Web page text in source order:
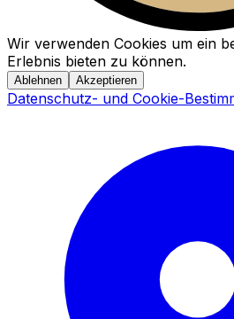
Wir verwenden Cookies um ein
Erlebnis bieten zu können.
Ablehnen Akzeptieren
Datenschutz- und Cookie-